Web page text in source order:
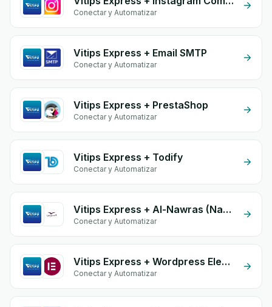
Conectar y Automatizar
Vitips Express + Email SMTP
Conectar y Automatizar
Vitips Express + PrestaShop
Conectar y Automatizar
Vitips Express + Todify
Conectar y Automatizar
Vitips Express + Al-Nawras (Nawris)
Conectar y Automatizar
Vitips Express + Wordpress Elementor
Conectar y Automatizar